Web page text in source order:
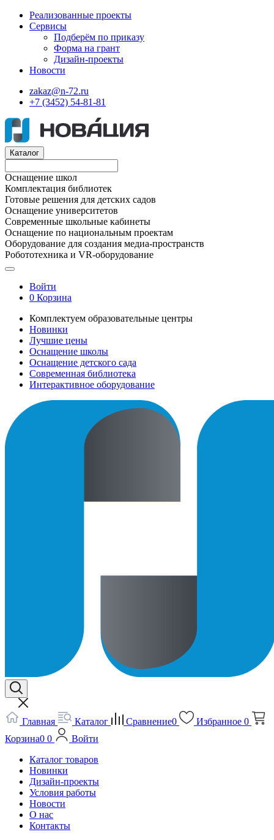
Реализованные проекты
Сервисы
Подберём по приказу
Форма на грант
Дизайн-проекты
Новости
zakaz@n-72.ru
+7 (3452) 54-81-81
Каталог
Оснащение школ
Комплектация библиотек
Готовые решения для детских садов
Оснащение университетов
Современные школьные кабинеты
Оснащение по национальным проектам
Оборудование для создания медиа-пространств
Робототехника и VR-оборудование
Войти
0 Корзина
Комплектуем образовательные центры
Новинки
Лучшие цены
Оснащение школы
Оснащение детского сада
Современная библиотека
Интерактивное оборудование
Главная Каталог Сравнение0 Избранное 0
Корзина0 0
Войти
Каталог товаров
Новинки
Дизайн-проекты
Условия работы
Новости
О нас
Контакты